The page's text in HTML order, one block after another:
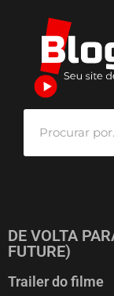
DE VOLTA
FUTURE)
Trailer do filme